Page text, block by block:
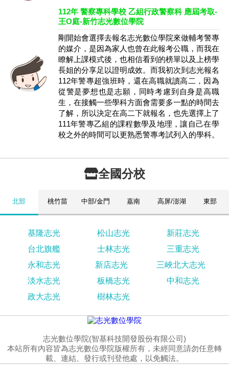
112年 警察專科學校 乙組行政警察科 應屆考取-
王O庭-新竹志光數位學院
剛開始會選擇去報名志光數位學院來做輔考警專
的媒介，是因為家人也曾在此報考公職，而我在
瞭解上課模式後，也相信看到的榜單以及上榜學
長姐的分享足以證明成效。而我初次到志光報名
112年警專超強班時，還在高職就讀高二，因為
從警是夢想也是志願，同時考慮到自身是高職
生，在接觸一些學科方面會需要多一點的時間去
了解，所以決定在高二下就報名，也先選擇上了
111年警專乙組的課程數學及地理，讓自己在學
校之外的時間可以更熟悉警專考試列入的學科。
全國分校
北部 桃竹苗 中部/金門 嘉南 高屏/澎湖 東部
基隆志光 松山志光
新莊志光
台北旗艦
士林志光
三重志光
永和志光
新店志光
三峽北大志光
淡水志光
板橋志光
中和志光
政大志光
樹林志光
志光數位學院(智基科技開發股份有限公司)
本站所有內容皆為志光數位學院版權所有，未經同意請勿任意轉
載、連結、發行或刊登他處，以免觸法。